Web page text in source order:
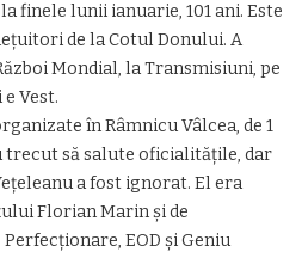
finele lunii ianuarie, 101 ani. Este
de la Cotul Donului. A
Mondial, la Transmisiuni, pe
Vest.
în Râmnicu Vâlcea, de 1
trecut să salute oficialităţile, dar
a fost ignorat. El era
Florian Marin şi de
EOD şi Geniu